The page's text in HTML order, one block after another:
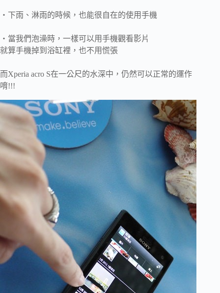
‧下雨、淋雨的時候，也能很自在的使用手機
‧當我們泡澡時，一樣可以用手機觀看影片
就算手機掉到浴缸裡，也不用慌張
而Xperia acro S在一公尺的水深中，仍然可以正常的運作
唷!!!